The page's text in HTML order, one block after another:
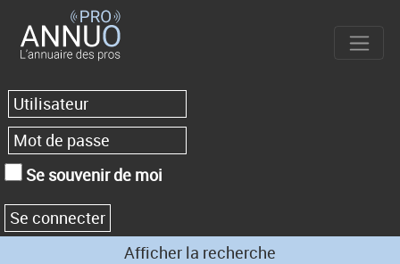
Se souvenir de moi
Afficher la recherche